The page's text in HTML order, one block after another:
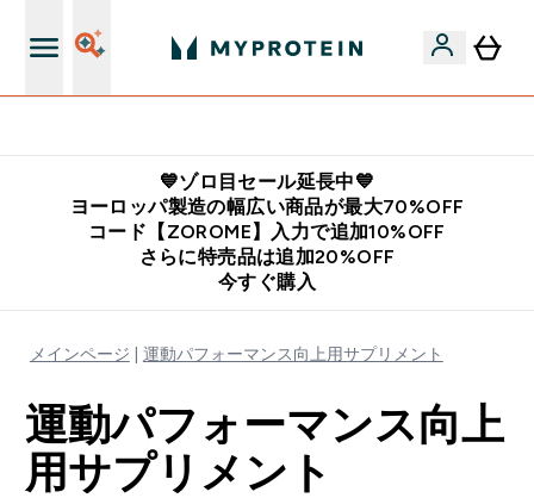
💙ゾロ目セール延長中💙
ヨーロッパ製造の幅広い商品が最大70%OFF
コード【ZOROME】入力で追加10%OFF
さらに特売品は追加20%OFF
今すぐ購入
メインページ 運動パフォーマンス向上用サプリメント
運動パフォーマンス向上
用サプリメント